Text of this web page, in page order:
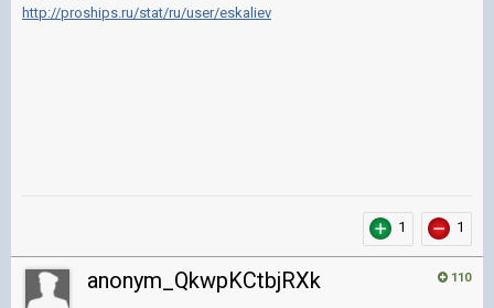
http://proships.ru/stat/ru/user/eskaliev
1 1
110
anonym_QkwpKCtbjRXk